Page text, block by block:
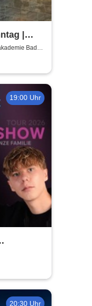
|
Bad
19:00 Uhr
20:30 Uhr